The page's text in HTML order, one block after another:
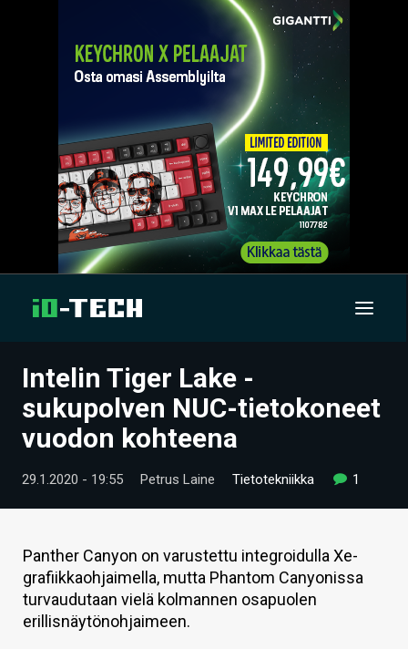
UUTISET
ARTIKKELIT
VIDEOT
TECHBBS
TIETOA
HINTA.FI
KAUPPA
Intelin Tiger Lake -
sukupolven NUC-tietokoneet
vuodon kohteena
29.1.2020 - 19:55 Petrus Laine Tietotekniikka 1
Panther Canyon on varustettu integroidulla Xe-
grafiikkaohjaimella, mutta Phantom Canyonissa
turvaudutaan vielä kolmannen osapuolen
erillisnäytönohjaimeen.